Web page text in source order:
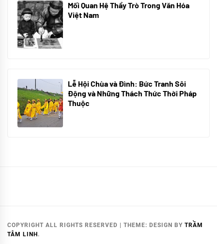
Mối Quan Hệ Thầy Trò Trong Văn Hóa
Việt Nam
Lễ Hội Chùa và Đình: Bức Tranh Sôi
Động và Những Thách Thức Thời Pháp
Thuộc
COPYRIGHT ALL RIGHTS RESERVED THEME: DESIGN BY TRẦM
TÂM LINH .